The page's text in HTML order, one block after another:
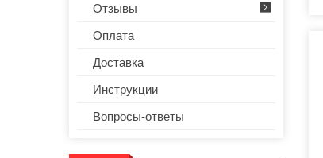
Отзывы
Оплата
Доставка
Инструкции
Вопросы-ответы